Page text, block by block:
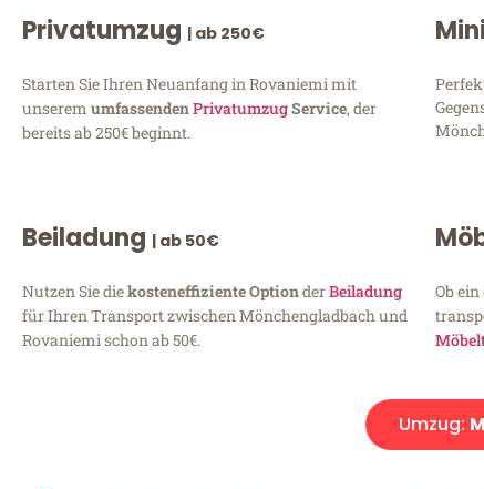
Privatumzug | ab 250€
Starten Sie Ihren Neuanfang in Rovaniemi mit
unserem umfassendenPrivatumzugService, der
bereits ab 250€ beginnt.
Beiladung | ab 50€
Nutzen Sie diekosteneffiziente OptionderBeiladung
für Ihren Transport zwischen Mönchengladbach und
Rovaniemi schon ab 50€.
Ob
Umzug: